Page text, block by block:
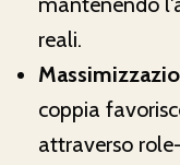
reali.
coppia
attraverso